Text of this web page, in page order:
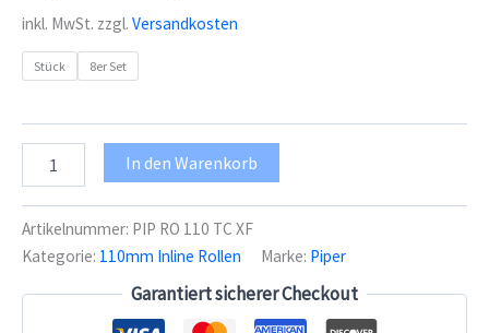
inkl. MwSt. zzgl. Versandkosten
Stück 8er Set
Rolle
Torch
Duo-
Tech
In den Warenkorb
Artikelnummer: PIP RO 110 TC XF
Kategorie: 110mm Inline Rollen Marke: Piper
Garantiert sicherer Checkout